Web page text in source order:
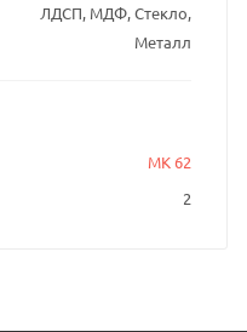
ЛДСП, МДФ, Стекло,
Металл
МК 62
2